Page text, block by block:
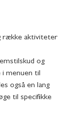
række aktiviteter
og
i menuen til
også en lang
til specifikke